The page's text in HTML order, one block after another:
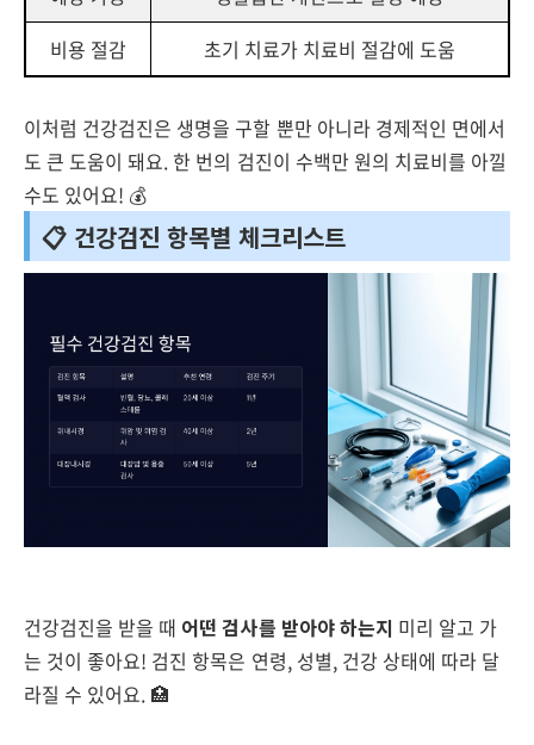
비용 절감
초기 치료가 치료비 절감에 도움
이처럼 건강검진은 생명을 구할 뿐만 아니라 경제적인 면에서
도 큰 도움이 돼요. 한 번의 검진이 수백만 원의 치료비를 아낄
수도 있어요! 💰
📋 건강검진 항목별 체크리스트
건강검진을 받을 때 어떤 검사를 받아야 하는지 미리 알고 가
는 것이 좋아요! 검진 항목은 연령, 성별, 건강 상태에 따라 달
라질 수 있어요. 🏥